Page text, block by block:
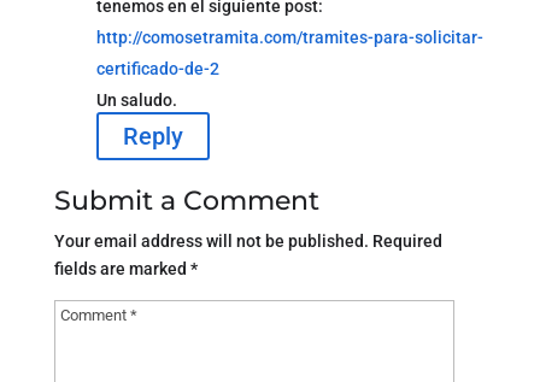
tenemos en el siguiente post:
http://comosetramita.com/tramites-para-solicitar-
certificado-de-2
Un saludo.
Reply
Submit a Comment
Your email address will not be published. Required
fields are marked *